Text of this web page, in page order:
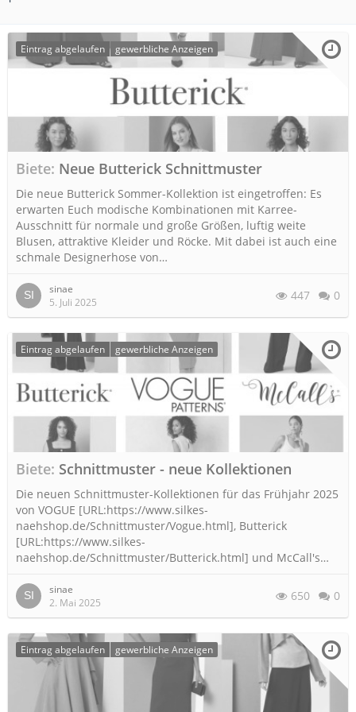
Eintrag abgelaufen gewerbliche Anzeigen
Biete Neue Butterick Schnittmuster
Die neue Butterick Sommer-Kollektion ist eingetroffen: Es
erwarten Euch modische Kombinationen mit Karree-
Ausschnitt für normale und große Größen, luftig weite
Blusen, attraktive Kleider und Röcke. Mit dabei ist auch eine
schmale Designerhose von…
sinae
5. Juli 2025
447 0
Eintrag abgelaufen gewerbliche Anzeigen
Biete Schnittmuster - neue Kollektionen
Die neuen Schnittmuster-Kollektionen für das Frühjahr 2025
von VOGUE [URL:https://www.silkes-
naehshop.de/Schnittmuster/Vogue.html], Butterick
[URL:https://www.silkes-
naehshop.de/Schnittmuster/Butterick.html] und McCall's…
sinae
2. Mai 2025
650 0
Eintrag abgelaufen gewerbliche Anzeigen